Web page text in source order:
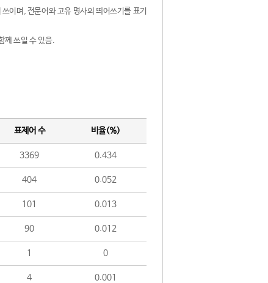
이며, 전문어와 고유 명사의 띄어쓰기를 표기
께 쓰일 수 있음.
표제어 수 비율(%)
3369 0.434
404 0.052
101 0.013
90 0.012
1 0
4 0.001